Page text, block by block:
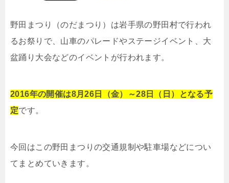
野田まつり（のだまつり）は岩手県の野田村で行われ
るお祭りで、山車のパレードやステージイベント、大
盆踊り大会などのイベントが行われます。
2016年の開催は8月26日（金）～28日（日）となる予
定です。
今回はこの野田まつりの交通規制や駐車場などについ
てまとめていきます。